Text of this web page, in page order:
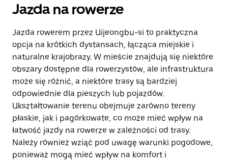
Jazda na rowerze
Jazda rowerem przez Uijeongbu-si to praktyczna
opcja na krótkich dystansach, łącząca miejskie i
naturalne krajobrazy. W mieście znajdują się niektóre
obszary dostępne dla rowerzystów, ale infrastruktura
może się różnić, a niektóre trasy są bardziej
odpowiednie dla pieszych lub pojazdów.
Ukształtowanie terenu obejmuje zarówno tereny
płaskie, jak i pagórkowate, co może mieć wpływ na
łatwość jazdy na rowerze w zależności od trasy.
Należy również wziąć pod uwagę warunki pogodowe,
ponieważ mogą mieć wpływ na komfort i